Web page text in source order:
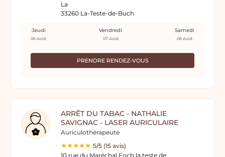
La
33260 La-Teste-de-Buch
PRENDRE RENDEZ-VOUS
Jeudi
06 Août
Vendredi
07 Août
Samedi
08 Août
ARRÊT DU TABAC - NATHALIE
SAVIGNAC - LASER AURICULAIRE
Auriculothérapeute
5/5 (15 avis)
10 rue du Maréchal Foch la teste de